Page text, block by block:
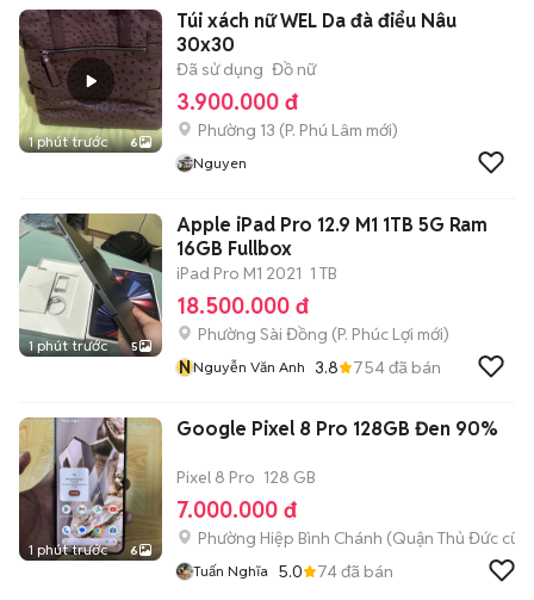
1 phút trước 6
Túi xách nữ WEL Da đà điểu Nâu
30x30
Đã sử dụng Đồ nữ
3.900.000 đ
Phường 13 (P. Phú Lâm mới)
Nguyen
1 phút trước 5
Apple iPad Pro 12.9 M1 1TB 5G Ram
16GB Fullbox
iPad Pro M1 2021 1 TB
18.500.000 đ
Phường Sài Đồng (P. Phúc Lợi mới)
NNguyễn Văn Anh 3.8 754đã bán
1 phút trước 6
Google Pixel 8 Pro 128GB Đen 90%
Pixel 8 Pro 128 GB
7.000.000 đ
Phường Hiệp Bình Chánh (Quận Thủ Đức cũ)
Tuấn Nghĩa 5.0 74đã bán